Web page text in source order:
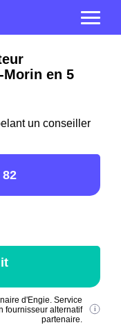
en 5
un conseiller
82
d'Engie. Service
fournisseur alternatif
partenaire.